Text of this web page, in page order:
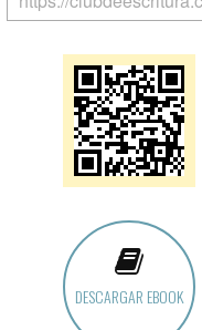
DESCARGAR EBOOK